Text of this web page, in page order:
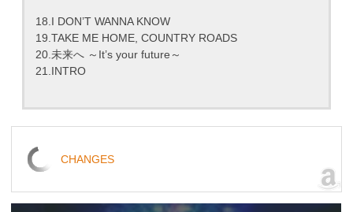
18.I DON’T WANNA KNOW
19.TAKE ME HOME, COUNTRY ROADS
20.未来へ ～It’s your future～
21.INTRO
CHANGES